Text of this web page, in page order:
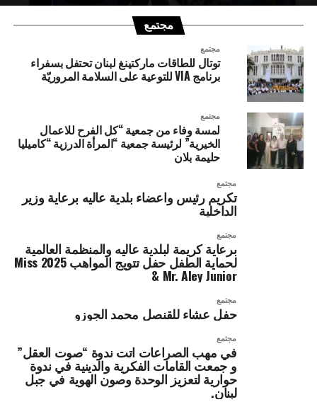
مجتمع
مجتمع
توتال للطاقات ماركتينغ لبنان تحتفل بسفراء
برنامج VIA للتوعية على السلامة المروريّة
مجتمع
لمسة وفاء من جمعية “كل الفرح للاعمال
الخيرية” لرئيسة جمعية “المرأة الدرزية “كاميليا
حليمة بلان
مجتمع
تكريم رئيس واعضاء بلدية عاليه برعاية وزير
الداخلية
مجتمع
برعاية كريمة لبلدية عاليه والمنظمة العالمية
لحماية الطفل حفل تتويج المواهب 2025 Miss
& Mr. Aley Junior
مجتمع
حفل عشاء للقنصل محمد الجوزو
مجتمع
في مهب الصراعات اتت ندوة “صوت العقل”
و جمعت القامات الفكرية والدينية في ندوة
حوارية لتعزيز الوحدة وصون الهوية في جبل
لبنان.